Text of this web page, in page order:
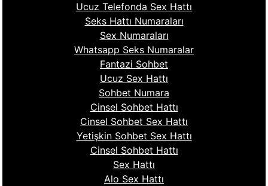
Ucuz Telefonda Sex Hattı
Seks Hattı Numaraları
Sex Numaraları
Whatsapp Seks Numaralar
Fantazi Sohbet
Ucuz Sex Hattı
Sohbet Numara
Cinsel Sohbet Hattı
Cinsel Sohbet Sex Hattı
Yetişkin Sohbet Sex Hattı
Cinsel Sohbet Hattı
Sex Hattı
Alo Sex Hattı